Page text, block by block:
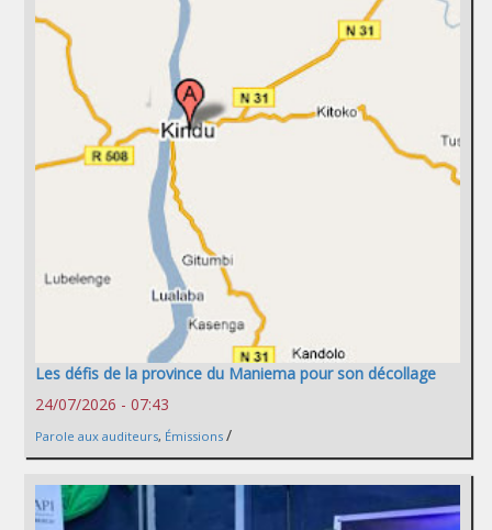
Les défis de la province du Maniema pour son décollage
24/07/2026 - 07:43
Parole aux auditeurs, Émissions /